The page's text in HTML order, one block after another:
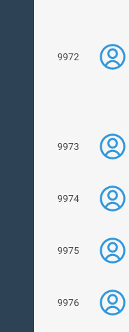
9972
9973
9974
9975
9976